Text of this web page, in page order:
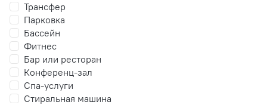
Трансфер
Парковка
Бассейн
Фитнес
Бар или ресторан
Конференц-зал
Спа-услуги
Стиральная машина